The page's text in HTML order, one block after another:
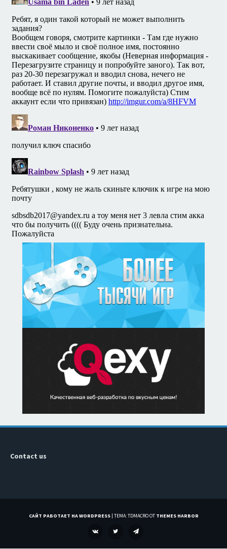
Contact us
САЙТ РАБОТАЕТ НА WORDPRESS | ТЕМА: TDMACRO ОТ THEMES HARBOR
TWITTER